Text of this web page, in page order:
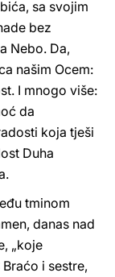
sa svojim
bez
Nebo. Da,
našim Ocem:
I mnogo više:
da
koja tješi
Duha
tminom
danas nad
„koje
i sestre,